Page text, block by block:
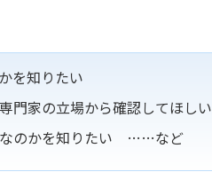
を知りたい
門家の立場から確認してほしい
なのかを知りたい ……など